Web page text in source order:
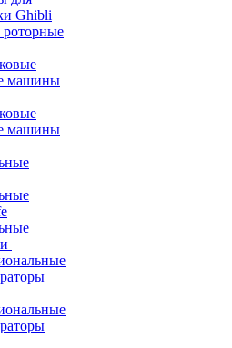
Ghibli
машины
машины